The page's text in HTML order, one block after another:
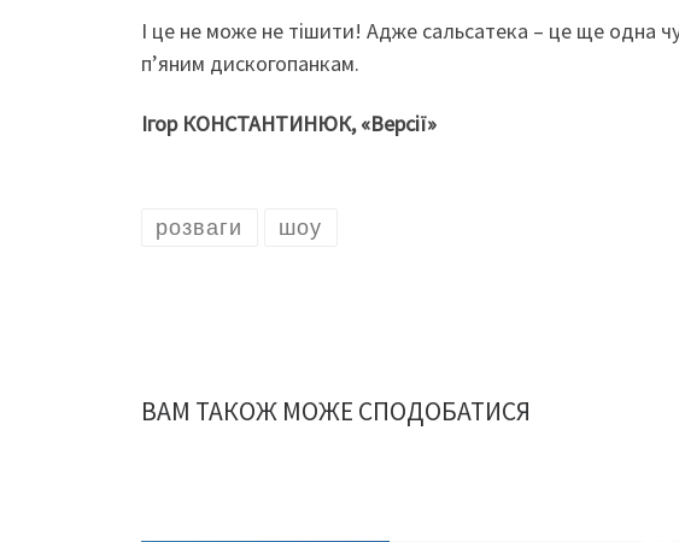
І це не може не тішити! Адже сальсатека – це ще одна
п’яним дискогопанкам.
Ігор КОНСТАНТИНЮК, «Версії»
розваги шоу
ВАМ ТАКОЖ МОЖЕ СПОДОБАТИСЯ